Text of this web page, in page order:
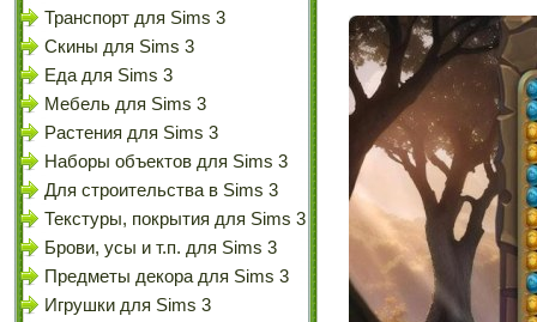
Транспорт для Sims 3
Скины для Sims 3
Еда для Sims 3
Мебель для Sims 3
Растения для Sims 3
Наборы объектов для Sims 3
Для строительства в Sims 3
Текстуры, покрытия для Sims 3
Брови, усы и т.п. для Sims 3
Предметы декора для Sims 3
Игрушки для Sims 3